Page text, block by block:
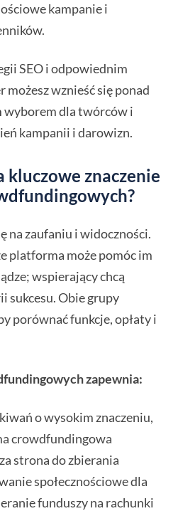
kampanie i
SEO i odpowiednim
możesz wznieść się ponad
wyborem dla twórców i
kampanii i darowizn.
kluczowe znaczenie
na zaufaniu i widoczności.
platforma może pomóc im
wspierający chcą
sukcesu. Obie grupy
porównać funkcje, opłaty i
zapewnia:
o wysokim znaczeniu,
crowdfundingowa
strona do zbierania
społecznościowe dla
funduszy na rachunki